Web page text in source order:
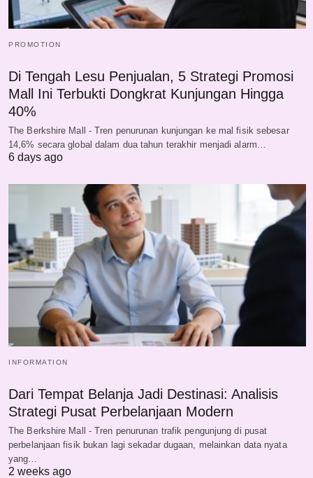
PROMOTION
Di Tengah Lesu Penjualan, 5 Strategi Promosi
Mall Ini Terbukti Dongkrat Kunjungan Hingga
40%
The Berkshire Mall - Tren penurunan kunjungan ke mal fisik sebesar
14,6% secara global dalam dua tahun terakhir menjadi alarm…
6 days ago
INFORMATION
Dari Tempat Belanja Jadi Destinasi: Analisis
Strategi Pusat Perbelanjaan Modern
The Berkshire Mall - Tren penurunan trafik pengunjung di pusat
perbelanjaan fisik bukan lagi sekadar dugaan, melainkan data nyata
yang…
2 weeks ago